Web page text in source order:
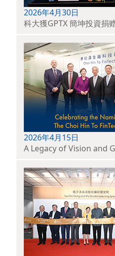
2026年4月30日
科大獲GPTX 簡坤投資捐
2026年4月15日
A Legacy of Vision and